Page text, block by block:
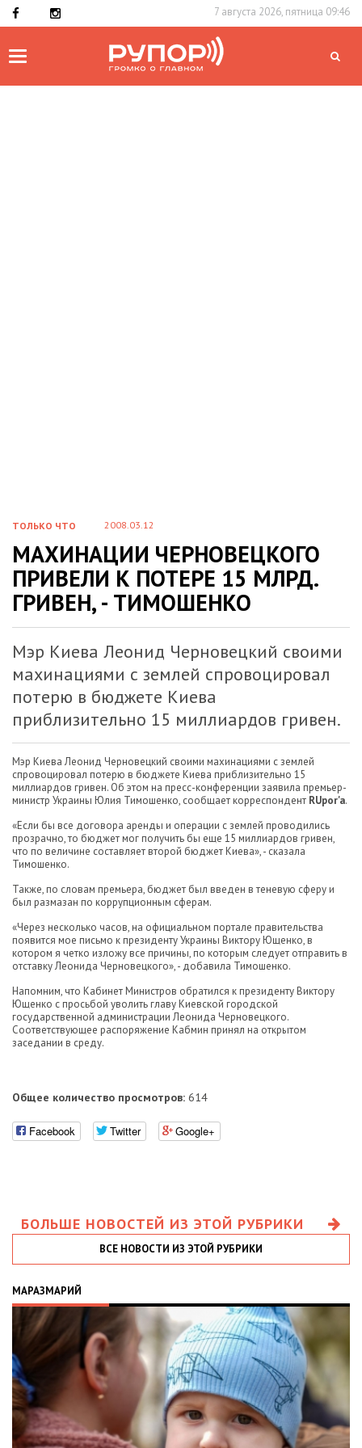
7 августа 2026, пятница 09:46
Toggle
ТОЛЬКО ЧТО 2008.03.12
МАХИНАЦИИ ЧЕРНОВЕЦКОГО
ПРИВЕЛИ К ПОТЕРЕ 15 МЛРД.
ГРИВЕН, - ТИМОШЕНКО
Мэр Киева Леонид Черновецкий своими
махинациями с землей спровоцировал
потерю в бюджете Киева
приблизительно 15 миллиардов гривен.
Мэр Киева Леонид Черновецкий своими махинациями с землей
спровоцировал потерю в бюджете Киева приблизительно 15
миллиардов гривен. Об этом на пресс-конференции заявила премьер-
министр Украины Юлия Тимошенко, сообщает корреспондент RUpor'a.
«Если бы все договора аренды и операции с землей проводились
прозрачно, то бюджет мог получить бы еще 15 миллиардов гривен,
что по величине составляет второй бюджет Киева», - сказала
Тимошенко.
Также, по словам премьера, бюджет был введен в теневую сферу и
был размазан по коррупционным сферам.
«Через несколько часов, на официальном портале правительства
появится мое письмо к президенту Украины Виктору Ющенко, в
котором я четко изложу все причины, по которым следует отправить в
отставку Леонида Черновецкого», - добавила Тимошенко.
Напомним, что Кабинет Министров обратился к президенту Виктору
Ющенко с просьбой уволить главу Киевской городской
государственной администрации Леонида Черновецкого.
Соответствующее распоряжение Кабмин принял на открытом
заседании в среду.
Общее количество просмотров: 614
Facebook Twitter Google+
БОЛЬШЕ НОВОСТЕЙ ИЗ ЭТОЙ РУБРИКИ
ВСЕ НОВОСТИ ИЗ ЭТОЙ РУБРИКИ
МАРАЗМАРИЙ